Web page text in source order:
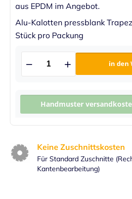
in den
Handmuster
aus EPDM im Angebot.
Alu-Kalotten pressblank
Stück pro Packung
Keine Zuschnittskosten
Für Standard Zuschnitte
Kantenbearbeitung)